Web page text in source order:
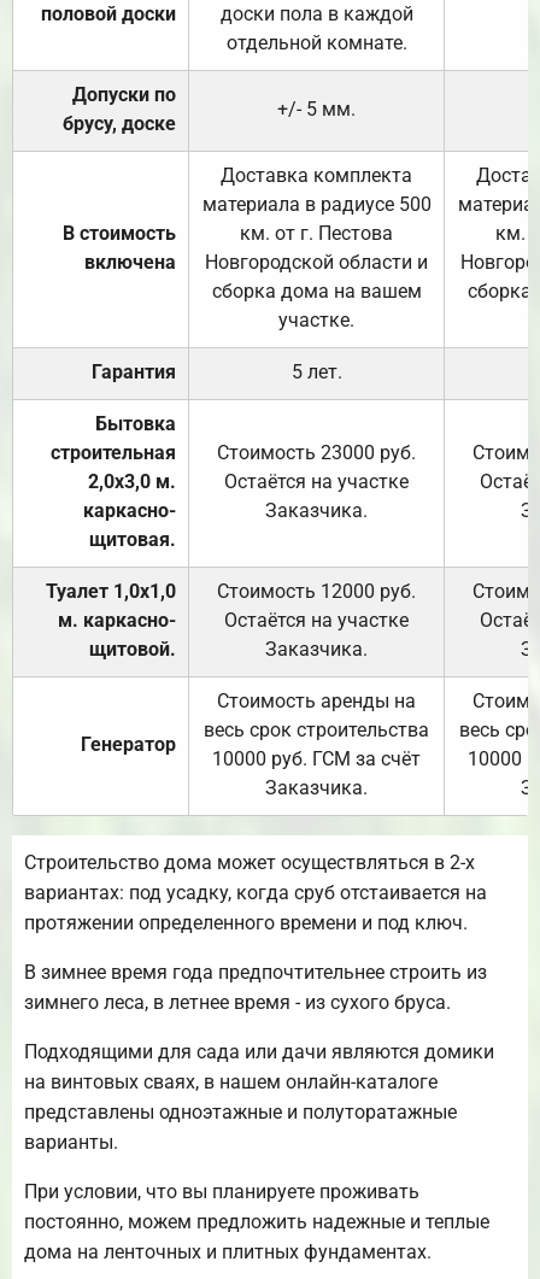
половой доски
доски пола в каждой
отдельной комнате.
Допуски по
брусу, доске
+/- 5 мм.
В стоимость
включена
Доставка комплекта
материала в радиусе 500
км. от г. Пестова
Новгородской области и
сборка дома на вашем
участке.
км.
Гарантия 5 лет.
Бытовка
строительная
2,0х3,0 м.
каркасно-
щитовая.
Стоимость 23000 руб.
Остаётся на участке
Заказчика.
Туалет 1,0х1,0
м. каркасно-
щитовой.
Стоимость 12000 руб.
Остаётся на участке
Заказчика.
Генератор
Стоимость аренды на
весь срок строительства
10000 руб. ГСМ за счёт
Заказчика.
весь
10000
Строительство дома может осуществляться в 2-х
вариантах: под усадку, когда сруб отстаивается на
протяжении определенного времени и под ключ.
В зимнее время года предпочтительнее строить из
зимнего леса, в летнее время - из сухого бруса.
Подходящими для сада или дачи являются домики
на винтовых сваях, в нашем онлайн-каталоге
представлены одноэтажные и полуторатажные
варианты.
При условии, что вы планируете проживать
постоянно, можем предложить надежные и теплые
дома на ленточных и плитных фундаментах.